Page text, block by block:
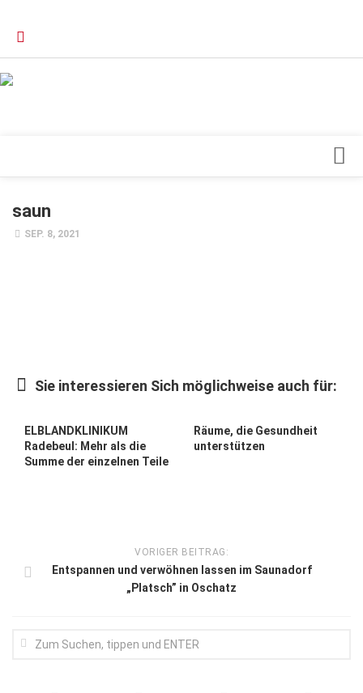
Forschung
Forum Gesundheit
Allgemein
Hören
saun
SEP. 8, 2021
Sie interessieren Sich möglichweise auch für:
ELBLANDKLINIKUM
Radebeul: Mehr als die
Summe der einzelnen Teile
Räume, die Gesundheit
unterstützen
VORIGER BEITRAG:
Entspannen und verwöhnen lassen im Saunadorf
„Platsch” in Oschatz